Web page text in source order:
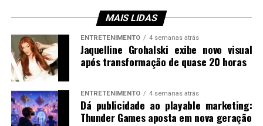
MAIS LIDAS
ENTRETENIMENTO 4 semanas atrás
Jaquelline Grohalski exibe novo visual
após transformação de quase 20 horas
ENTRETENIMENTO 4 semanas atrás
Dá publicidade ao playable marketing:
Thunder Games aposta em nova geração